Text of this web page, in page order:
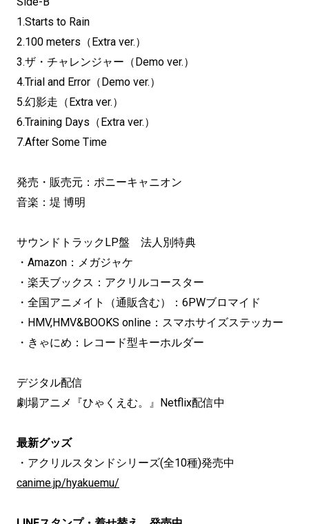
1.Starts to Rain
2.100 meters（Extra ver.）
3.ザ・チャレンジャー（Demo ver.）
4.Trial and Error（Demo ver.）
5.幻影走（Extra ver.）
6.Training Days（Extra ver.）
7.After Some Time
発売・販売元：ポニーキャニオン
音楽：堤 博明
サウンドトラックLP盤 法人別特典
・Amazon：メガジャケ
・楽天ブックス：アクリルコースター
・全国アニメイト（通販含む）：6PWブロマイド
・HMV,HMV&BOOKS online：スマホサイズステッカー
・きゃにめ：レコード型キーホルダー
デジタル配信
劇場アニメ『ひゃくえむ。』Netflix配信中
最新グッズ
・アクリルスタンドシリーズ(全10種)発売中
canime.jp/hyakuemu/